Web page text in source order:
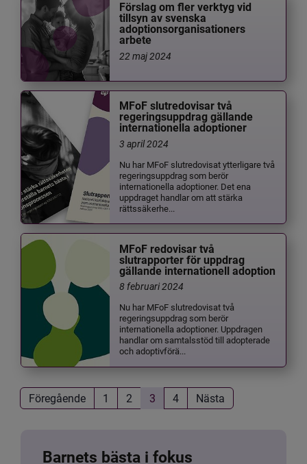
Förslag om fler verktyg vid
tillsyn av svenska
adoptionsorganisationers
arbete
22 maj 2024
MFoF slutredovisar två
regeringsuppdrag gällande
internationella adoptioner
3 april 2024
Nu har MFoF slutredovisat ytterligare två
regeringsuppdrag som berör
internationella adoptioner. Det ena
uppdraget handlar om att stärka
rättssäkerhe...
MFoF redovisar två
slutrapporter för uppdrag
gällande internationell adoption
8 februari 2024
Nu har MFoF slutredovisat två
regeringsuppdrag som berör
internationella adoptioner. Uppdragen
handlar om samtalsstöd till adopterade
och adoptivförä...
Föregående 1 2 3 4 Nästa
Barnets bästa i fokus